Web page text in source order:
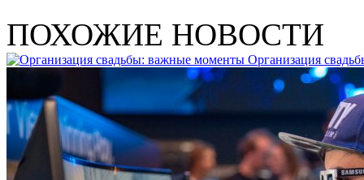
ПОХОЖИЕ НОВОСТИ
Организация